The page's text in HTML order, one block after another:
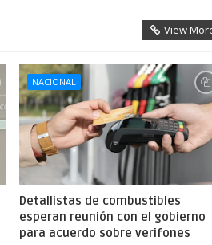
View
NACIONAL
Detallistas de combustibles
esperan reunión con el gobierno
para acuerdo sobre verifones